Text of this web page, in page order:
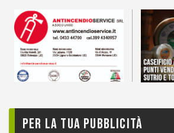
Per la tua pubblicità